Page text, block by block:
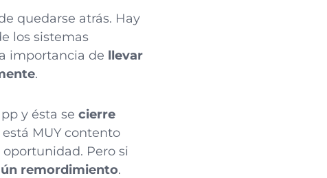
quedarse atrás. Hay
los sistemas
importancia de llevar
.
y ésta se cierre
está MUY contento
Pero si
remordimiento.